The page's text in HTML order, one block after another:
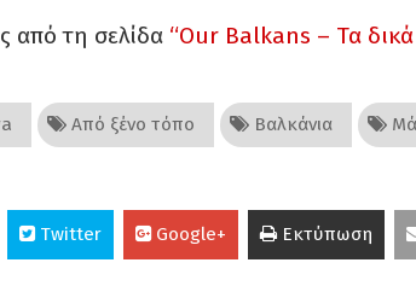
από τη σελίδα “Our Balkans – Τα δικά
Από ξένο τόπο Βαλκάνια
Twitter Google+ Εκτύπωση